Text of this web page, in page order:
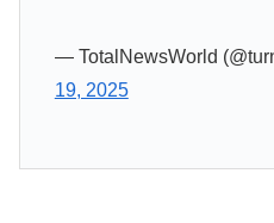
— TotalNewsWorld
19, 2025